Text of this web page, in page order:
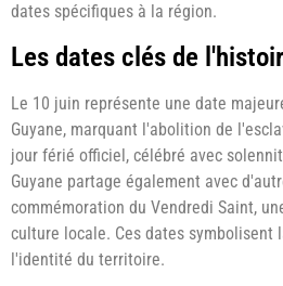
dates spécifiques à la région.
Les dates clés de
Le 10 juin représente une date
Guyane, marquant l'abolition de
jour férié officiel, célébré avec
Guyane partage également avec
commémoration du Vendredi Saint,
culture locale. Ces dates symbolisent
l'identité du territoire.